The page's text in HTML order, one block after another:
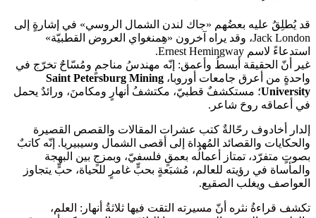
قد يُطلِقُ عليه بعضُهم «جاك لندن الشمال الروسي» في إشارةٍ إلى
Jack London، وقد يراه آخرون «هِمنغواي العروض القطبيّة»
استدعاءً لاسم Ernest Hemingway.
غير أنّ الحقيقة أبسطُ وأعمق: إنّه مهندسُ مناجمٍ ومُسّاحٌ تخرّج في
واحدةٍ من أعرق جامعات أوروبا، Saint Petersburg Mining
University؛ مستكشفٌ قطبيّ، مكتشفُ أنهارٍ ومكامنَ، ورائدٌ يحمل
في أعماقه روحَ شاعر.
إلدار أخادوف رحّالةٌ كتب عشرات المقالات والقصص القصيرة
والحكايات والقصائد المُهداة إلى أقصى الشمال وسيبيريا. إنّه كاتبٌ
بصوتٍ متفرّد، تمتاز أعمالُه بعمقٍ فلسفيّ، وبمزجٍ بين البهجة
والمأساة في رؤيته للعالم، مُشبَعةٍ بحبٍّ غامرٍ للحياة، حبٍّ يتجاوز
العواصف ويغلب الصقيع.
تكشف قراءةُ نثره أنّ مسيرته التقت فيها ثلاثةُ أنهار: العلم،